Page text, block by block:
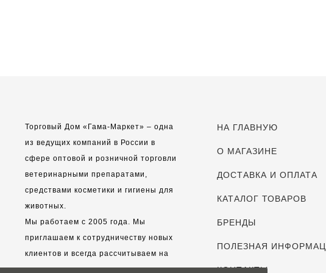
Торговый Дом «Гама-Маркет» – одна
из ведущих компаний в России в
сфере оптовой и розничной торговли
ветеринарными препаратами,
средствами косметики и гигиены для
животных.
Мы работаем с 2005 года. Мы
приглашаем к сотрудничеству новых
клиентов и всегда рассчитываем на
взаимовыгодные, долгосрочные
НА ГЛАВНУЮ
О МАГАЗИНЕ
ДОСТАВКА И ОПЛАТА
КАТАЛОГ ТОВАРОВ
БРЕНДЫ
ПОЛЕЗНАЯ
КОНТАКТЫ